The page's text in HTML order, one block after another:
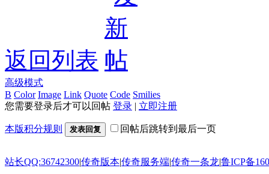
返回列表
高级模式
B Color Image Link Quote Code Smilies
您需要登录后才可以回帖 登录 | 立即注册
本版积分规则 发表回复 回帖后跳转到最后一页
站长QQ:36742300|传奇版本|传奇服务端|传奇一条龙|鲁ICP备